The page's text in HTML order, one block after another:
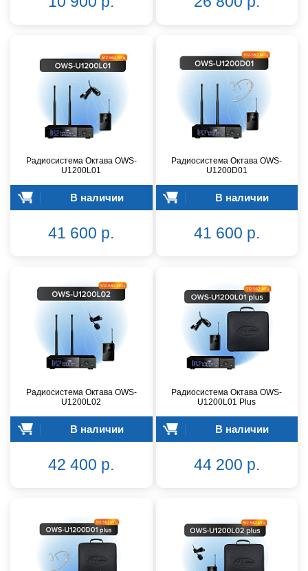
Радиосистема Октава OWS-
U1200L01
В наличии
41 600 р.
Радиосистема Октава OWS-
U1200D01
В наличии
41 600 р.
Радиосистема Октава OWS-
U1200L02
В наличии
42 400 р.
Радиосистема Октава OWS-
U1200L01 Plus
В наличии
44 200 р.